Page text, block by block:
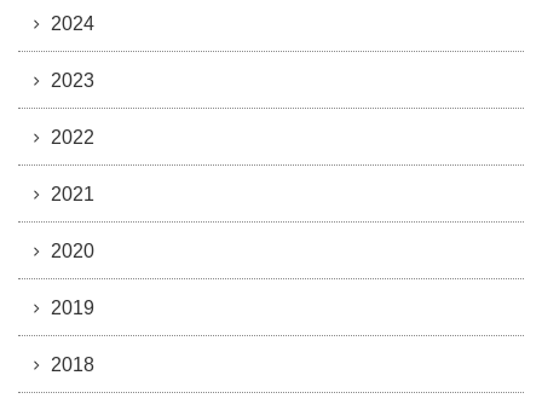
2024
2023
2022
2021
2020
2019
2018